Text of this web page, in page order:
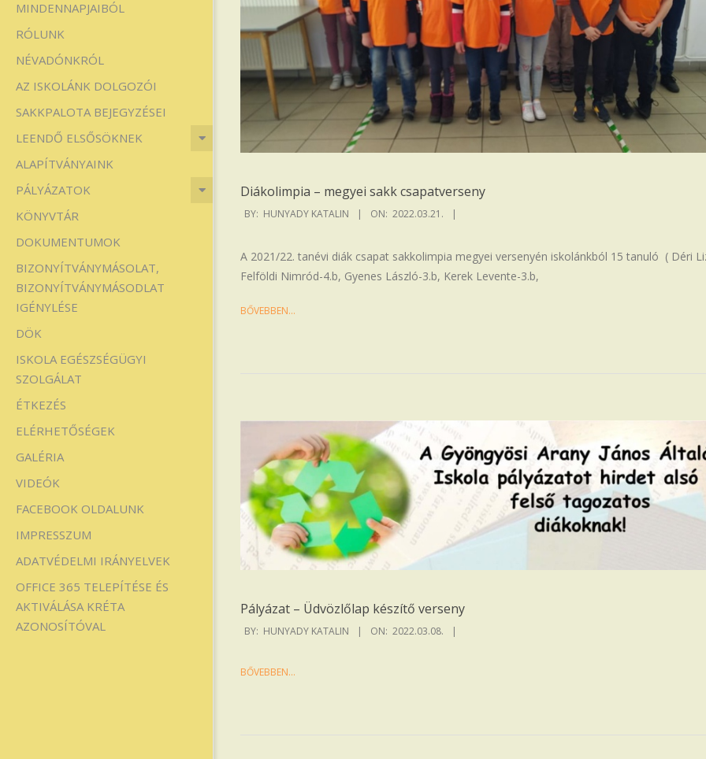
Iskola
MINDENNAPJAIBÓL
RÓLUNK
NÉVADÓNKRÓL
AZ ISKOLÁNK DOLGOZÓI
SAKKPALOTA BEJEGYZÉSEI
LEENDŐ ELSŐSÖKNEK
ALAPÍTVÁNYAINK
PÁLYÁZATOK
KÖNYVTÁR
DOKUMENTUMOK
BIZONYÍTVÁNYMÁSOLAT,
BIZONYÍTVÁNYMÁSODLAT
IGÉNYLÉSE
DÖK
ISKOLA EGÉSZSÉGÜGYI
SZOLGÁLAT
ÉTKEZÉS
ELÉRHETŐSÉGEK
GALÉRIA
VIDEÓK
FACEBOOK OLDALUNK
IMPRESSZUM
ADATVÉDELMI IRÁNYELVEK
OFFICE 365 TELEPÍTÉSE ÉS
AKTIVÁLÁSA KRÉTA
AZONOSÍTÓVAL
Diákolimpia – megyei sakk csapatverseny
2022-
BY: HUNYADY KATALIN ON: 2022.03.21.
A 2021/22. tanévi diák csapat sakkolimpia megyei versenyén iskolánkból 15 tanuló ( Déri
Felföldi Nimród-4.b, Gyenes László-3.b, Kerek Levente-3.b,
BŐVEBBEN…
Pályázat – Üdvözlőlap készítő verseny
2022-
08
BY: HUNYADY KATALIN ON: 2022.03.08.
BŐVEBBEN…